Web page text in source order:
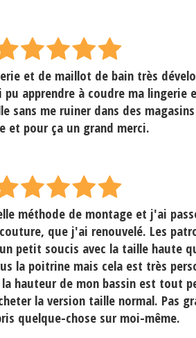
et de maillot de bain très
pu apprendre à coudre ma lingerie
sans me ruiner dans des
et pour ça un grand merci.
méthode de montage et j'ai
que j'ai renouvelé. Les
petit soucis avec la taille haute
la poitrine mais cela est très
hauteur de mon bassin est tout
la version taille normal. Pas
quelque-chose sur moi-même.